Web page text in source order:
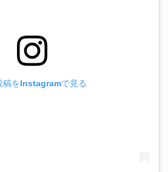
稿をInstagramで見る